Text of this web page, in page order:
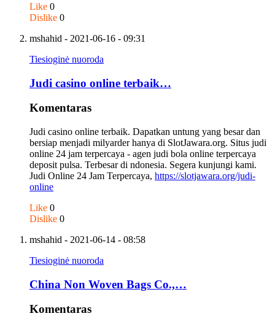
Like 0
Dislike 0
mshahid - 2021-06-16 - 09:31
Tiesioginė nuoroda
Judi casino online terbaik…
Komentaras
Judi casino online terbaik. Dapatkan untung yang besar dan
bersiap menjadi milyarder hanya di SlotJawara.org. Situs judi
online 24 jam terpercaya - agen judi bola online terpercaya
deposit pulsa. Terbesar di ndonesia. Segera kunjungi kami.
Judi Online 24 Jam Terpercaya, https://slotjawara.org/judi-
online
Like 0
Dislike 0
mshahid - 2021-06-14 - 08:58
Tiesioginė nuoroda
China Non Woven Bags Co.,…
Komentaras